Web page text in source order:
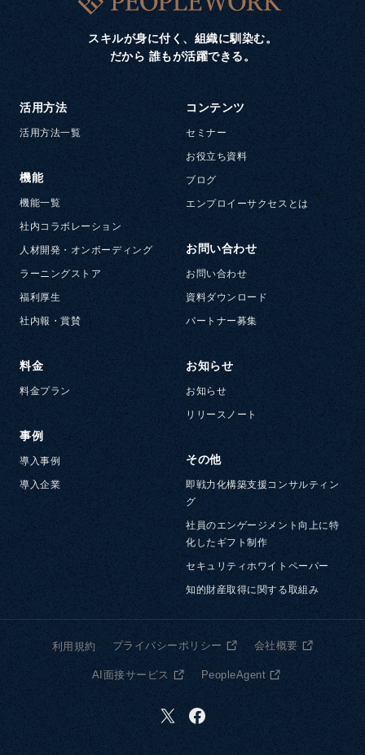
スキルが身に付く、組織に馴染む。
だから 誰もが活躍できる。
活用方法
活用方法一覧
機能
機能一覧
社内コラボレーション
人材開発・オンボーディング
ラーニングストア
福利厚生
社内報・賞賛
料金
料金プラン
事例
導入事例
導入企業
コンテンツ
セミナー
お役立ち資料
ブログ
エンプロイーサクセスとは
お問い合わせ
お問い合わせ
資料ダウンロード
パートナー募集
お知らせ
お知らせ
リリースノート
その他
即戦力化構築支援コンサルティン
グ
社員のエンゲージメント向上に特
化したギフト制作
セキュリティホワイトペーパー
知的財産取得に関する取組み
利用規約 プライバシーポリシー 会社概要
AI面接サービス PeopleAgent